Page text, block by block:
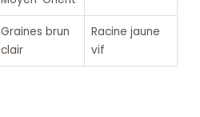
Graines brun
clair
Racine jaune
vif